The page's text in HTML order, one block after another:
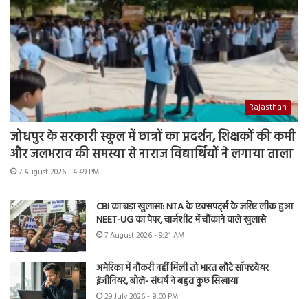
Rajasthan
जोधपुर के सरकारी स्कूल में छात्रों का प्रदर्शन, शिक्षकों की कमी
और जलभराव की समस्या से नाराज विद्यार्थियों ने लगाया ताला
7 August 2026 - 4:49 PM
CBI का बड़ा खुलासा: NTA के एक्सपर्ट्स के जरिए लीक हुआ
NEET-UG का पेपर, चार्जशीट में चौंकाने वाले खुलासे
7 August 2026 - 9:21 AM
अमेरिका में नौकरी नहीं मिली तो भारत लौटे सॉफ्टवेयर
इंजीनियर, बोले- संघर्ष ने बहुत कुछ सिखाया